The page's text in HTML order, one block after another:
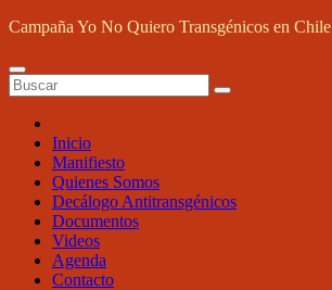
Campaña Yo No Quiero Transgénicos en Chile
Inicio
Manifiesto
Quienes Somos
Decálogo Antitransgénicos
Documentos
Videos
Agenda
Contacto